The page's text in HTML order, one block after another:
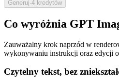
Generuj·4 kredytów
Co wyróżnia GPT
Zauważalny krok naprzód w
wykonywaniu instrukcji oraz edycji
Czytelny tekst, bez